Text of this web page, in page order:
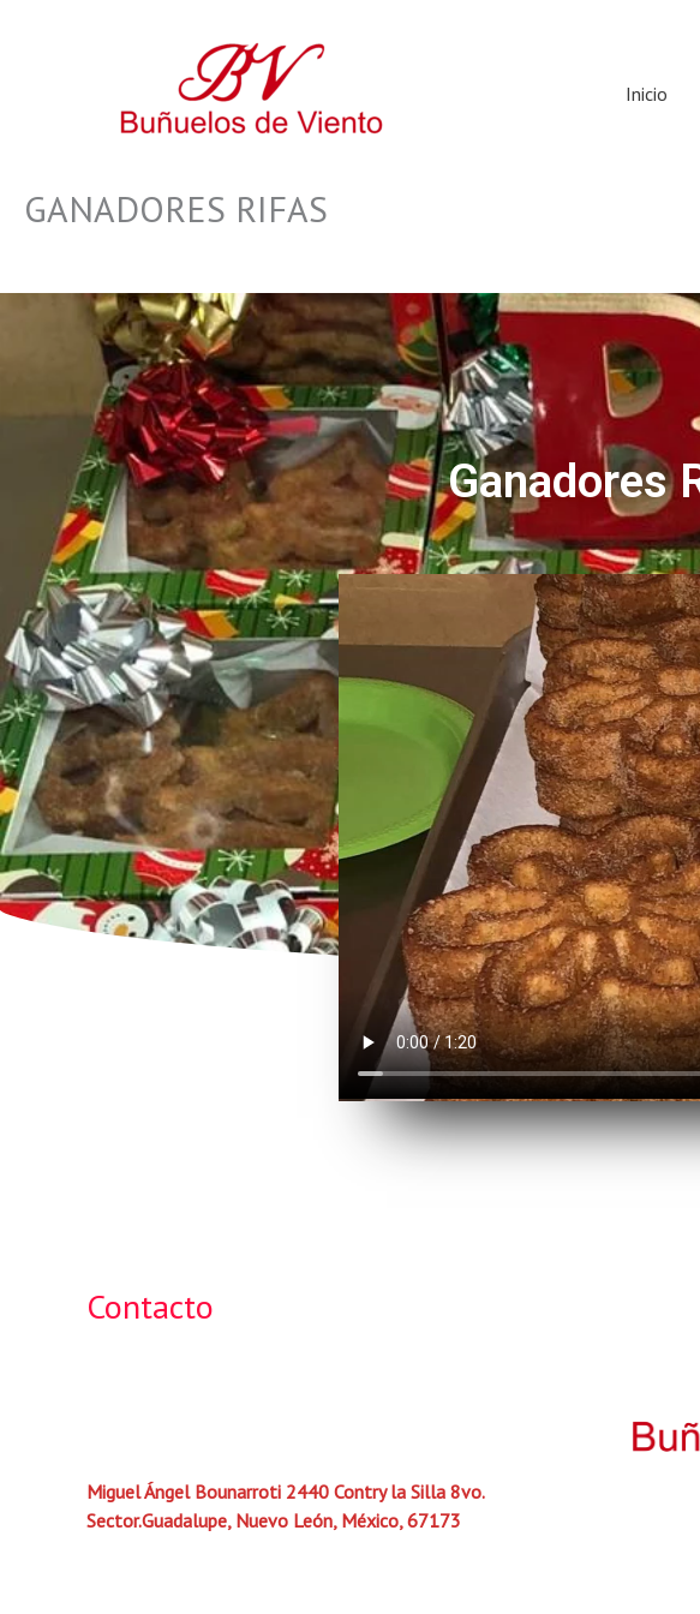
Inicio
GANADORES RIFAS
Ganadores
Contacto
Miguel Ángel Bounarroti 2440 Contry la Silla 8vo.
Sector.Guadalupe, Nuevo León, México, 67173